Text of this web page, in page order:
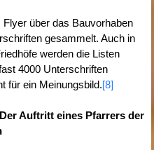
über das Bauvorhaben
gesammelt. Auch in
werden die Listen
4000 Unterschriften
für ein Meinungsbild.[8]
Auftritt eines Pfarrers der